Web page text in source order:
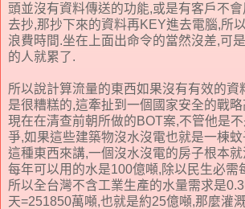
頭並沒有資料傳送的功能,或是有客戶不
去抄,那抄下來的資料再KEY進去電腦,所
浪費時間.坐在上面出命令的當然沒差,可
的人就累了.
所以說計算流量的東西如果沒有有效的資
是很糟糕的,這牽扯到一個國家安全的戰
現在在清查前朝所做的BOT案,不管他是
爭,如果這些建築物沒水沒電也就是一棟
這種東西來講,一個沒水沒電的房子根本
每年可以用的水是100億噸,除以民生必需
所以全台灣不含工業生產的水量需求是
天=251850萬噸,也就是約25億噸,那麼灌